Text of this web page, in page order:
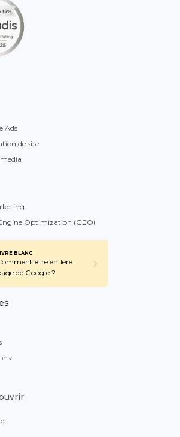
Ads
de site
Optimization (GEO)
BLANC
être en 1ère
de Google ?